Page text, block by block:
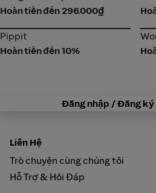
Hoàn tiền đến 296.000₫
Pippit
Pippit
Hoàn tiền đến 10%
Đăng nhập / Đăng ký
Liên Hệ
Trò chuyện cùng chúng tôi
Hỗ Trợ & Hỏi Đáp